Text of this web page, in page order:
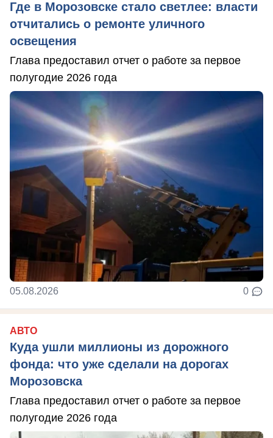
Где в Морозовске стало светлее: власти
отчитались о ремонте уличного
освещения
Глава предоставил отчет о работе за первое
полугодие 2026 года
05.08.2026 0
АВТО
Куда ушли миллионы из дорожного
фонда: что уже сделали на дорогах
Морозовска
Глава предоставил отчет о работе за первое
полугодие 2026 года